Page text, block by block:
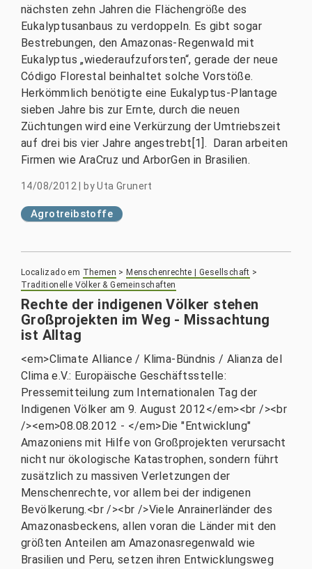
nächsten zehn Jahren die Flächengröße des
Eukalyptusanbaus zu verdoppeln. Es gibt sogar
Bestrebungen, den Amazonas-Regenwald mit
Eukalyptus „wiederaufzuforsten“, gerade der neue
Código Florestal beinhaltet solche Vorstöße.
Herkömmlich benötigte eine Eukalyptus-Plantage
sieben Jahre bis zur Ernte, durch die neuen
Züchtungen wird eine Verkürzung der Umtriebszeit
auf drei bis vier Jahre angestrebt[1]. Daran arbeiten
Firmen wie AraCruz und ArborGen in Brasilien.
14/08/2012 byUta Grunert
Agrotreibstoffe
Localizado em Themen > Menschenrechte | Gesellschaft >
Traditionelle Völker & Gemeinschaften
Rechte der indigenen Völker stehen
Großprojekten im Weg - Missachtung
ist Alltag
<em>Climate Alliance / Klima-Bündnis / Alianza del
Clima e.V.: Europäische Geschäftsstelle:
Pressemitteilung zum Internationalen Tag der
Indigenen Völker am 9. August 2012</em><br /><br
/><em>08.08.2012 - </em>Die "Entwicklung"
Amazoniens mit Hilfe von Großprojekten verursacht
nicht nur ökologische Katastrophen, sondern führt
zusätzlich zu massiven Verletzungen der
Menschenrechte, vor allem bei der indigenen
Bevölkerung.<br /><br />Viele Anrainerländer des
Amazonasbeckens, allen voran die Länder mit den
größten Anteilen am Amazonasregenwald wie
Brasilien und Peru, setzen ihren Entwicklungsweg